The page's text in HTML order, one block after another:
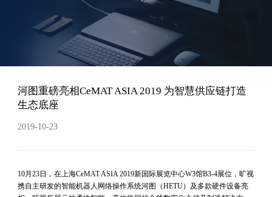
河图重磅亮相CeMAT ASIA 2019 为智慧供应链打造
生态底座
2019-10-23
10月23日，在上海CeMAT ASIA 2019新国际展览中心W3馆B3-4展位，旷视
携自主研发的智能机器人网络操作系统河图（HETU）及多款硬件设备亮